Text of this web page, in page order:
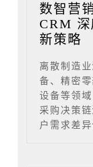
数智营
CRM 深
新策略
离散制造
备、精密
设备等领
采购决策
户需求差